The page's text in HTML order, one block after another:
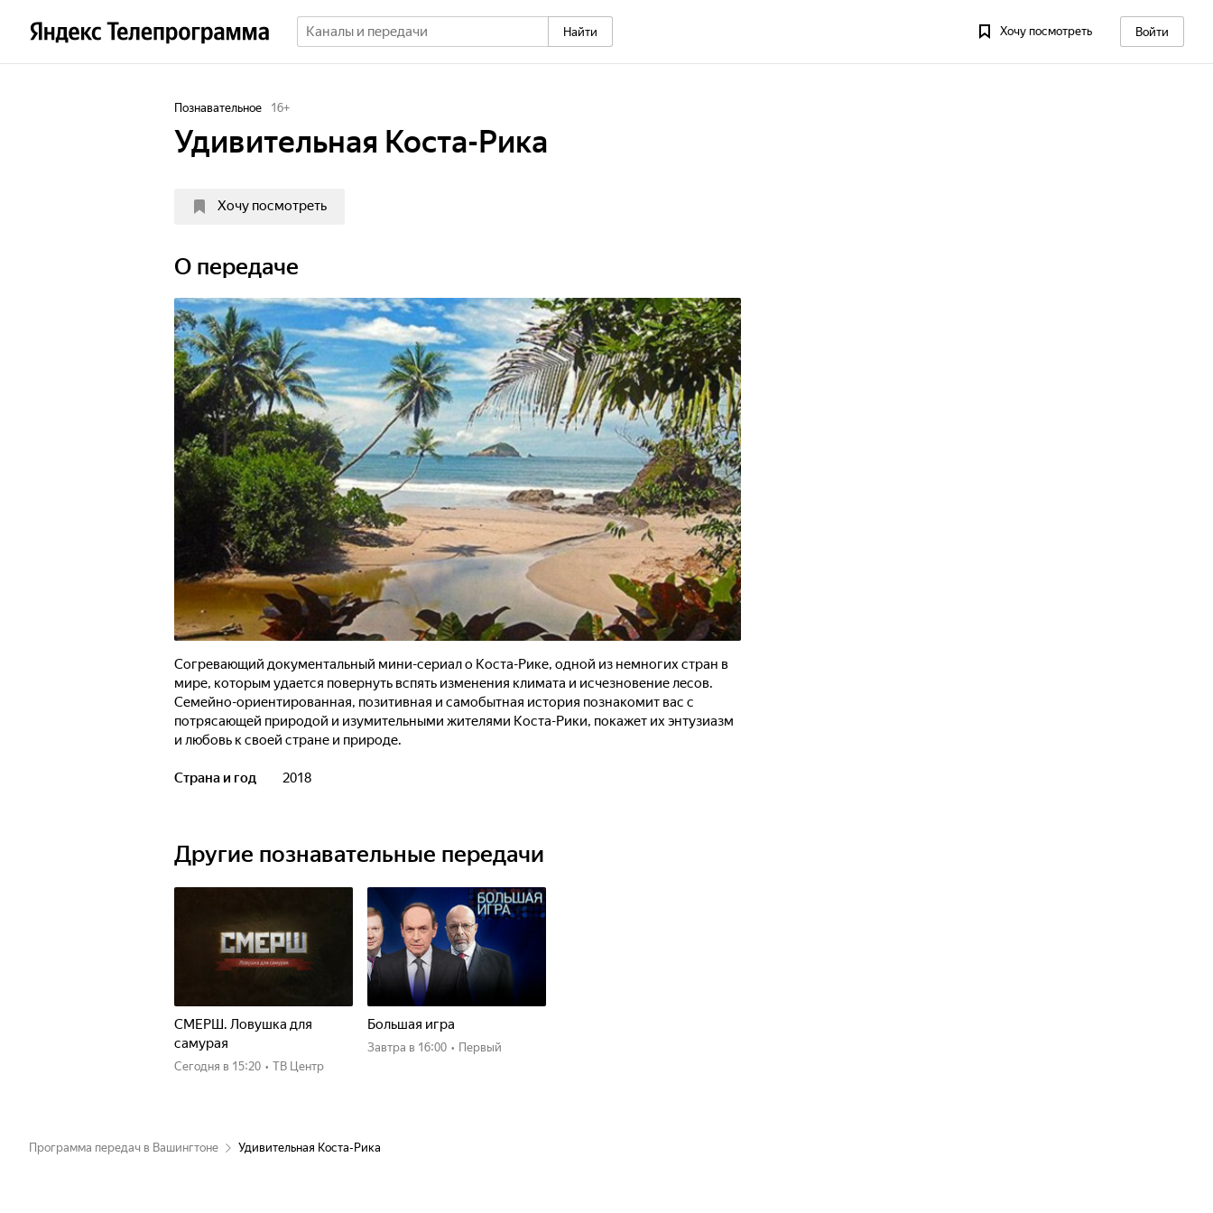
Найти Хочу посмотреть Войти
Познавательное 16+
Удивительная Коста-Рика
Хочу посмотреть
О передаче
Согревающий документальный мини-сериал о Коста-Рике, одной из немногих стран в
мире, которым удается повернуть вспять изменения климата и исчезновение лесов.
Семейно-ориентированная, позитивная и самобытная история познакомит вас с
потрясающей природой и изумительными жителями Коста-Рики, покажет их энтузиазм
и любовь к своей стране и природе.
Страна и год 2018
Другие познавательные передачи
СМЕРШ. Ловушка для
самурая
Сегодня в 15:20 • ТВ Центр
Большая игра
Завтра в 16:00 • Первый
Программа передач в Вашингтоне Удивительная Коста-Рика